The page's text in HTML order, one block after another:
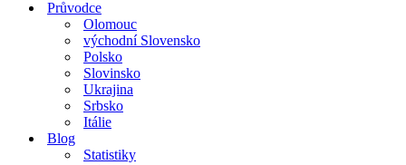
Průvodce
Olomouc
východní Slovensko
Polsko
Slovinsko
Ukrajina
Srbsko
Itálie
Blog
Statistiky